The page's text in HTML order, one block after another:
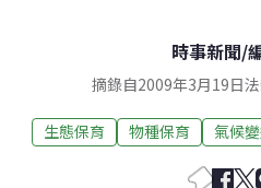
時事新聞/
摘錄自2009年3月19日
生態保育 物種保育 氣候